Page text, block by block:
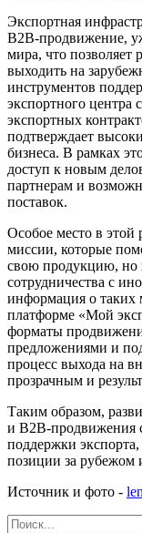
Экспортная
B2B-продвижение,
мира, что позволяет
выходить на
инструментов
экспортного центра
экспортных
подтверждает
бизнеса. В рамках
доступ к новым
партнерам и
поставок.
Особое место в этой
миссии, которые
свою продукцию, но
сотрудничества с
информация о таких
платформе «Мой
форматы
предложениями и
процесс выхода на
прозрачным и
Таким образом,
и B2B-продвижения
поддержки
позиции за рубежом
Источник и фото -